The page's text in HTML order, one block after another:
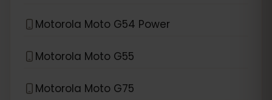
Motorola Moto G54 Power
Motorola Moto G55
Motorola Moto G75